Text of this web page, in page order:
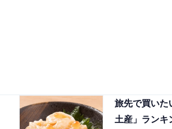
旅先で買いた
土産」ランキ